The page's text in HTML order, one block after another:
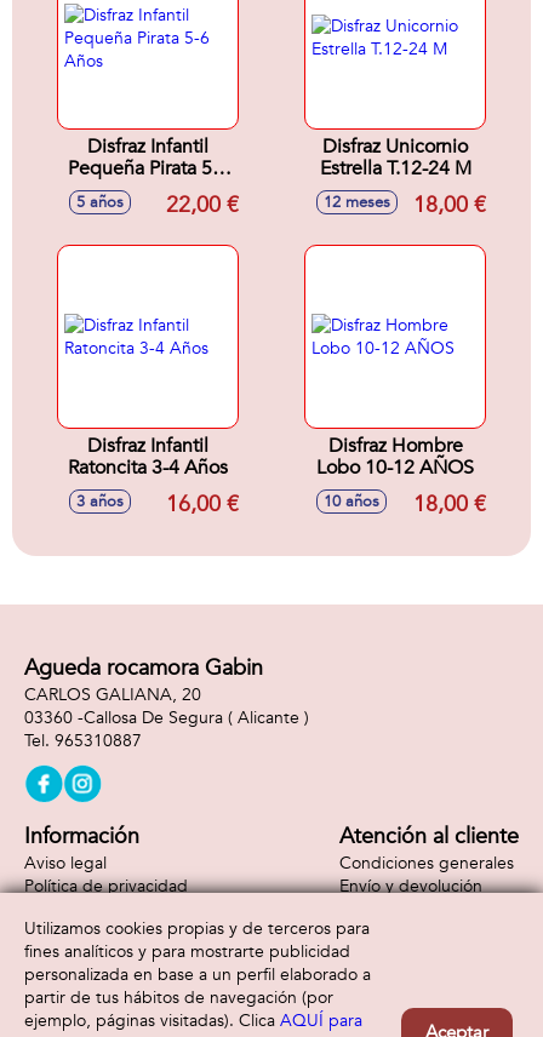
Disfraz Infantil
Pequeña Pirata 5-6
Años
5 años 22,00 €
Disfraz Unicornio
Estrella T.12-24 M
12 meses 18,00 €
Disfraz Infantil
Ratoncita 3-4 Años
3 años 16,00 €
Disfraz Hombre
Lobo 10-12 AÑOS
10 años 18,00 €
Agueda rocamora Gabin
CARLOS GALIANA, 20
03360 -Callosa De Segura ( Alicante )
965310887
Información
Aviso legal
Política de privacidad
Atención al cliente
Condiciones generales
Envío y devolución
Formas de pago
Utilizamos cookies propias y de terceros para
fines analíticos y para mostrarte publicidad
personalizada en base a un perfil elaborado a
partir de tus hábitos de navegación (por
ejemplo, páginas visitadas). Clica AQUÍ para
Aceptar